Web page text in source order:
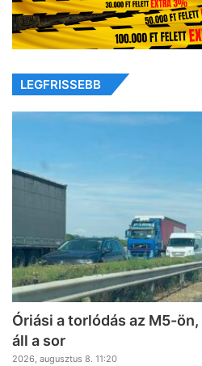
LEGFRISSEBB
Óriási a torlódás az M5-
áll a sor
2026, augusztus 8. 11:20